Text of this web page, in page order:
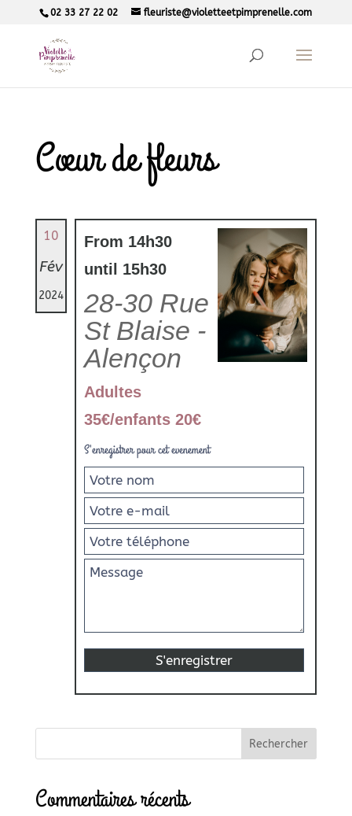
02 33 27 22 02 fleuriste@violetteetpimprenelle.com
Cœur de fleurs
10
Fév
2024
From 14h30
until 15h30
28-30 Rue
St Blaise -
Alençon
Adultes
35€/enfants 20€
S'enregistrer pour cet evenement
Commentaires récents